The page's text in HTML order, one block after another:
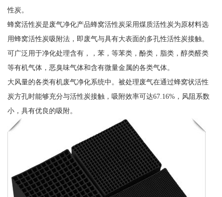
性炭。
蜂窝活性炭是废气净化产品蜂窝活性炭采用煤质活性炭为原材料选
用蜂窝活性炭吸附法，即废气与具有大表面的多孔性活性炭接触。
可广泛用于净化处理含有，，苯，等苯类，酚类，脂类，醇类醛类
等有机气体，恶臭味气体和含有微量金属的各类气体。
大风量的各类有机废气净化系统中。被处理废气在通过蜂窝状活性
炭方孔时能够充分与活性炭接触，吸附效率可达67.16%，风阻系数
小，具有优良的吸附。